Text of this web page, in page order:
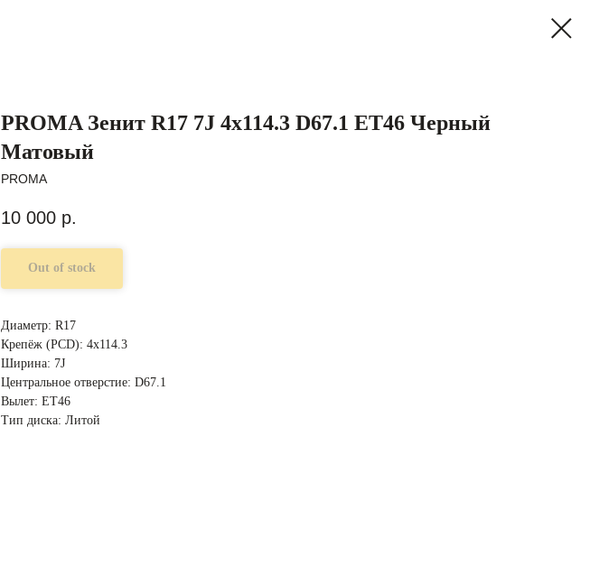
PROMA Зенит R17 7J 4x114.3 D67.1 ET46 Черный
Матовый
PROMA
10 000 р.
Out of stock
Диаметр: R17
Крепёж (PCD): 4x114.3
Ширина: 7J
Центральное отверстие: D67.1
Вылет: ET46
Тип диска: Литой